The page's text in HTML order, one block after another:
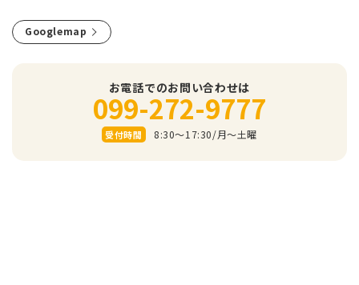
Googlemap
お電話でのお問い合わせは
099-272-9777
受付時間 8:30～17:30/⽉〜⼟曜